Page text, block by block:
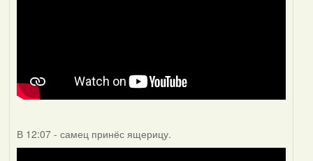
В 12:07 - самец принёс ящерицу.